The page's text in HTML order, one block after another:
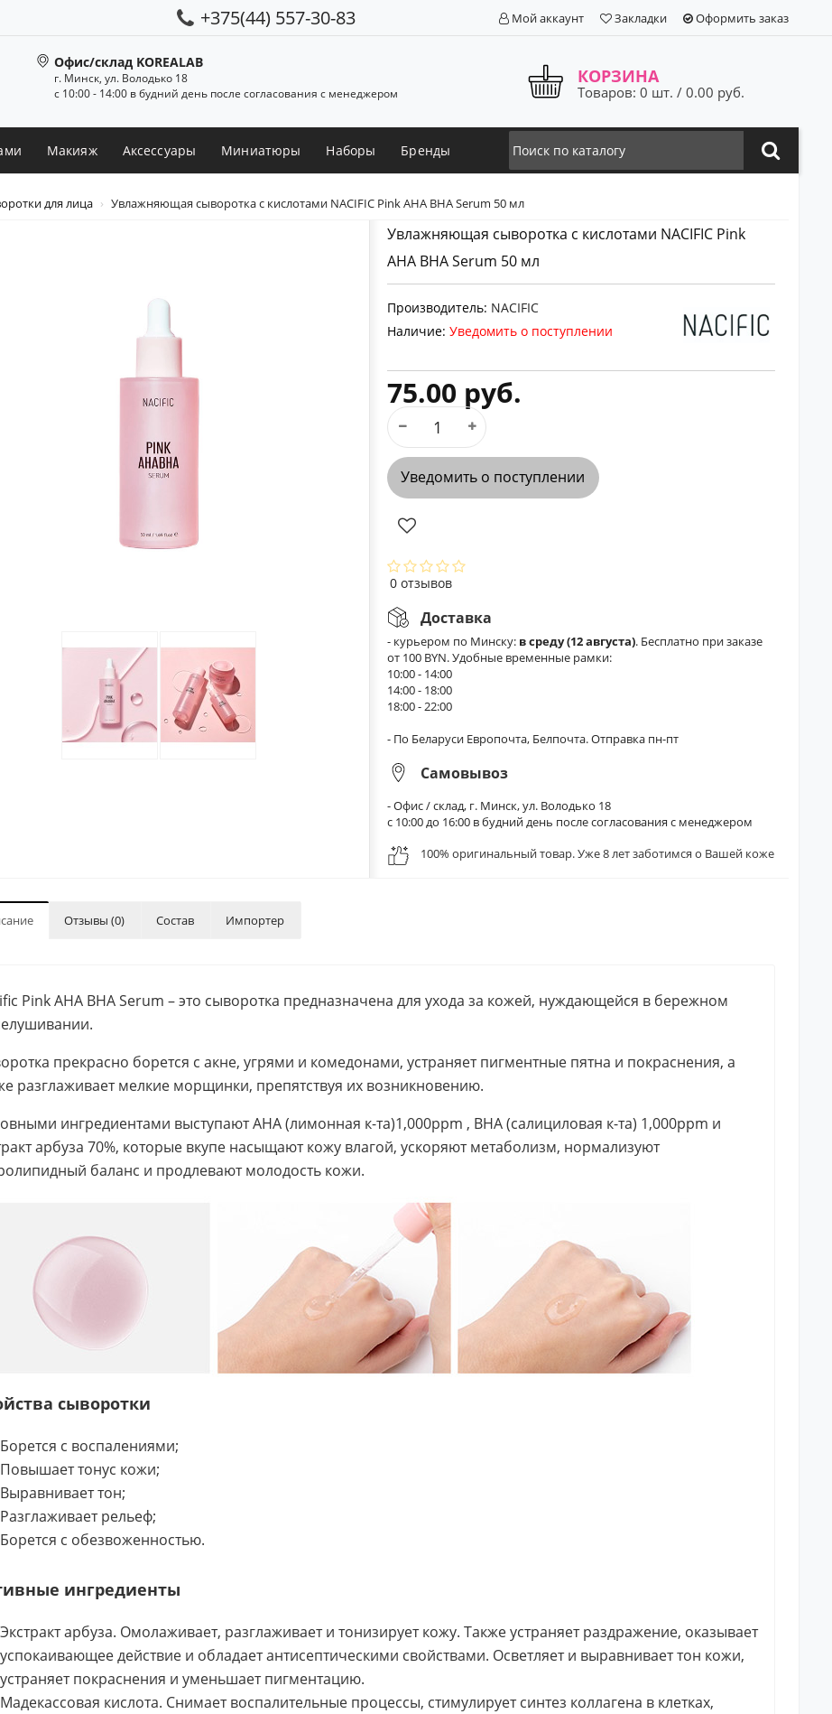
+375(44) 557-30-83 Мой аккаунт Закладки Оформить заказ
Офис/склад KOREALAB
г. Минск, ул. Володько 18
с 10:00 - 14:00 в будний день после согласования с менеджером
КОРЗИНА
Товаров: 0 шт. / 0.00 руб.
Макияж Аксессуары Миниатюры Наборы Бренды
для лица Увлажняющая сыворотка с кислотами NACIFIC Pink AHA BHA Serum 50 мл
Увлажняющая сыворотка с кислотами NACIFIC Pink
AHA BHA Serum 50 мл
Производитель: NACIFIC
Наличие: Уведомить о поступлении
75.00 руб.
Уведомить о поступлении
0 отзывов
Доставка
- курьером по Минску: в среду (12 августа). Бесплатно при заказе
от 100 BYN. Удобные временные рамки:
10:00 - 14:00
14:00 - 18:00
18:00 - 22:00
- По Беларуси Европочта, Белпочта. Отправка пн-пт
Самовывоз
- Офис / склад, г. Минск, ул. Володько 18
с 10:00 до 16:00 в будний день после согласования с менеджером
100% оригинальный товар. Уже 8 лет заботимся о Вашей коже
Отзывы (0) Состав Импортер
Pink AHA BHA Serum – это сыворотка предназначена для ухода за кожей, нуждающейся в бережном
прекрасно борется с акне, угрями и комедонами, устраняет пигментные пятна и покраснения, а
разглаживает мелкие морщинки, препятствуя их возникновению.
ингредиентами выступают AHA (лимонная к-та)1,000ppm , BHA (салициловая к-та) 1,000ppm и
арбуза 70%, которые вкупе насыщают кожу влагой, ускоряют метаболизм, нормализуют
баланс и продлевают молодость кожи.
сыворотки
Борется с воспалениями;
Повышает тонус кожи;
Выравнивает тон;
Разглаживает рельеф;
Борется с обезвоженностью.
ингредиенты
Экстракт арбуза. Омолаживает, разглаживает и тонизирует кожу. Также устраняет раздражение, оказывает
успокаивающее действие и обладает антисептическими свойствами. Осветляет и выравнивает тон кожи,
устраняет покраснения и уменьшает пигментацию.
Мадекассовая кислота. Снимает воспалительные процессы, стимулирует синтез коллагена в клетках,